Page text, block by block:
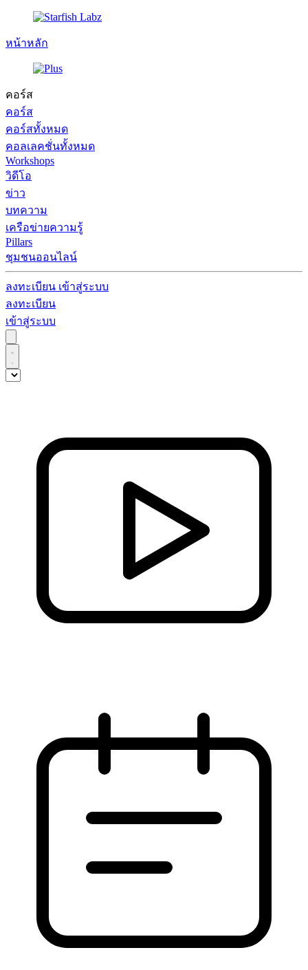
หน้าหลัก
คอร์ส
คอร์ส
คอร์สทั้งหมด
คอลเลคชั่นทั้งหมด
Workshops
วิดีโอ
ข่าว
บทความ
เครือข่ายความรู้
Pillars
ชุมชนออนไลน์
ลงทะเบียน เข้าสู่ระบบ
ลงทะเบียน
เข้าสู่ระบบ